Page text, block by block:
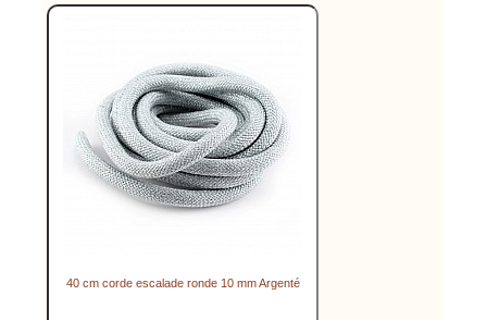
40 cm corde escalade ronde 10 mm Argenté